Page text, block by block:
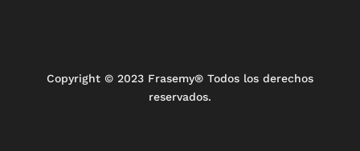
Copyright © 2023 Frasemy® Todos los derechos
reservados.